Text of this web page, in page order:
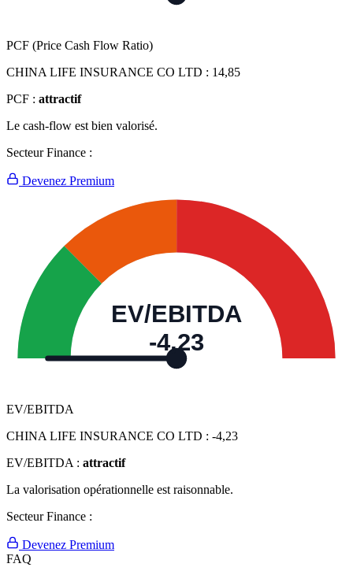
PCF (Price Cash Flow Ratio)
CHINA LIFE INSURANCE CO LTD : 14,85
PCF : attractif
Le cash-flow est bien valorisé.
Secteur Finance :
Devenez Premium
EV/EBITDA
-4,23
EV/EBITDA
CHINA LIFE INSURANCE CO LTD : -4,23
EV/EBITDA : attractif
La valorisation opérationnelle est raisonnable.
Secteur Finance :
Devenez Premium
FAQ